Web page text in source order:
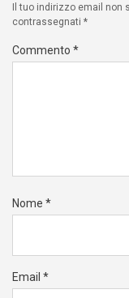
Il tuo indirizzo email non
contrassegnati *
Commento *
Nome *
Email *